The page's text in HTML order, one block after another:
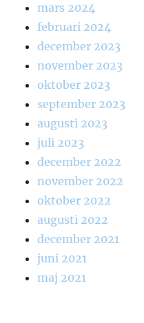
mars 2024
februari 2024
december 2023
november 2023
oktober 2023
september 2023
augusti 2023
juli 2023
december 2022
november 2022
oktober 2022
augusti 2022
december 2021
juni 2021
maj 2021